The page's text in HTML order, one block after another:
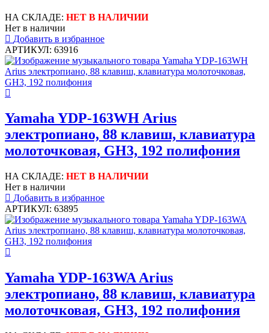
НА СКЛАДЕ: НЕТ В НАЛИЧИИ
Нет в наличии
Добавить в избранное
АРТИКУЛ: 63916
Yamaha YDP-163WH Arius
электропиано, 88 клавиш, клавиатура
молоточковая, GH3, 192 полифония
НА СКЛАДЕ: НЕТ В НАЛИЧИИ
Нет в наличии
Добавить в избранное
АРТИКУЛ: 63895
Yamaha YDP-163WA Arius
электропиано, 88 клавиш, клавиатура
молоточковая, GH3, 192 полифония